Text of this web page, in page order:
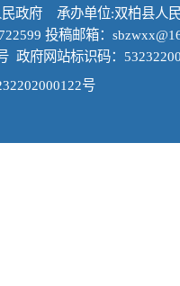
民政府 承办单位:双柏县人
投稿邮箱：
政府网站标识码：
号